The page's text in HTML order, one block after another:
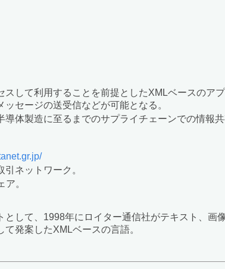
スして利用することを前提としたXMLベースのア
セージの送受信などが可能となる。
体製造に至るまでのサプライチェーンでの情報
ネットワーク。
。
して、1998年にロイター通信社がテキスト、画
発案したXMLベースの言語。